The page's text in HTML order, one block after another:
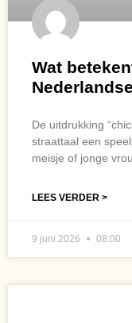
Wat
De uitdrukking
straattaal een
meisje of jonge
LEES VERDER >
9 juni 2026 08:00